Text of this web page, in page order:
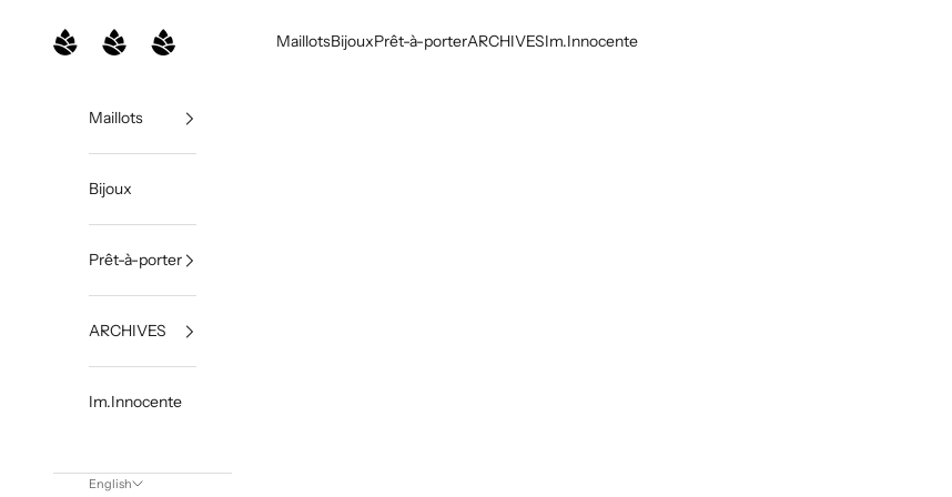
Belles Des Pins
MaillotsBijouxPrêt-à-porterARCHIVESIm.Innocente
Maillots
Bijoux
Prêt-à-porter
ARCHIVES
Im.Innocente
English